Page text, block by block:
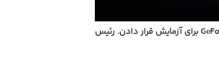
حافظه روی کارت GeForce RTX 4070 Ti SUPER برای آزمایش قرار دادن. رئیس